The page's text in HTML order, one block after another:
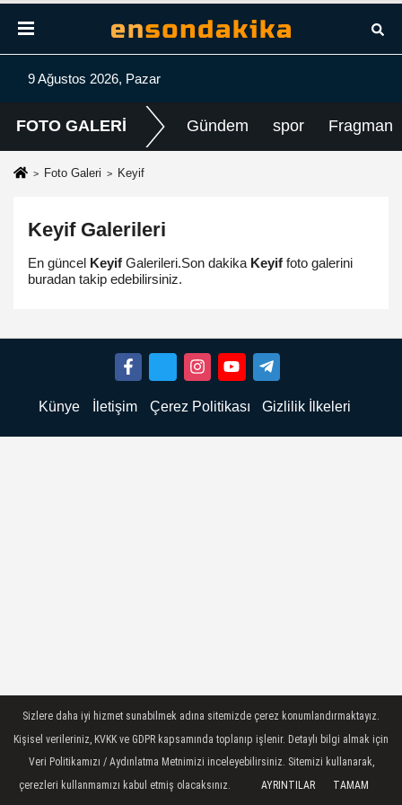
9 Ağustos 2026, Pazar
FOTO GALERİ Gündem spor Fragman
Foto Galeri Keyif
KeyifGalerileri
En güncel Keyif Galerileri.Son dakika Keyif foto galerini
buradan takip edebilirsiniz.
Künye İletişim Çerez Politikası Gizlilik İlkeleri
Sizlere daha iyi hizmet sunabilmek adına sitemizde çerez konumlandırmaktayız.
Kişisel verileriniz, KVKK ve GDPR kapsamında toplanıp işlenir. Detaylı bilgi almak için
Veri Politikamızı / Aydınlatma Metnimizi inceleyebilirsiniz. Sitemizi kullanarak,
çerezleri kullanmamızı kabul etmiş olacaksınız.
AYRINTILAR TAMAM